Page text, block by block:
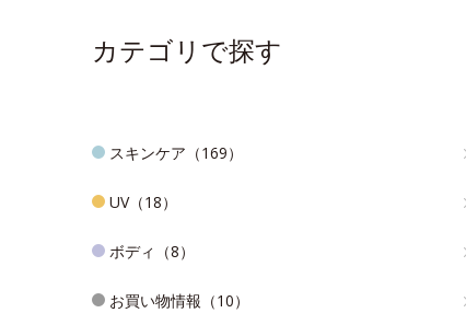
カテゴリで探す
スキンケア（169）
UV（18）
ボディ（8）
お買い物情報（10）